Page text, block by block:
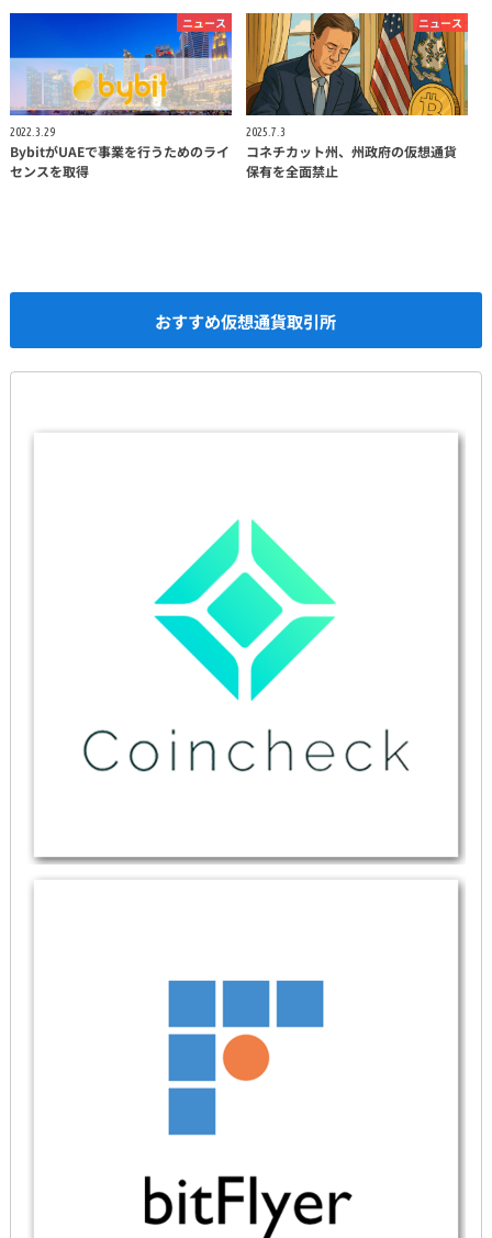
ニュース
2022.3.29
BybitがUAEで事業を行うためのライ
センスを取得
ニュース
2025.7.3
コネチカット州、州政府の仮想通貨
保有を全面禁止
おすすめ仮想通貨取引所